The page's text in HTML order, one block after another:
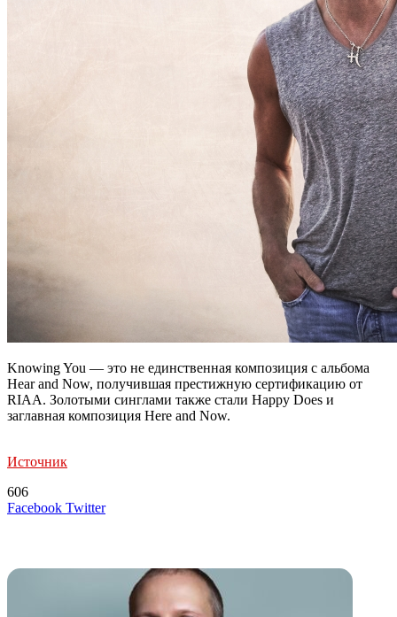
Knowing You — это не единственная композиция с альбома
Hear and Now, получившая престижную сертификацию от
RIAA. Золотыми синглами также стали Happy Does и
заглавная композиция Here and Now.
Источник
606
Facebook TwitterLinkedIn
Tumblr
Reddit
Вконтакте
Одноклассники
Skype
Messenger
Messenger
WhatsApp
Telegram
Viber
Line
Поделиться
Печатать